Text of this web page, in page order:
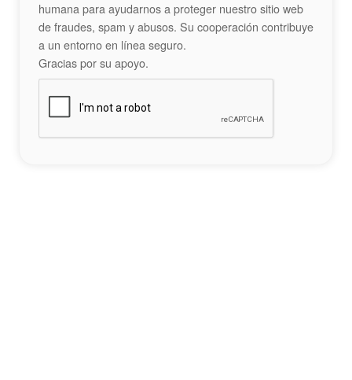
humana para ayudarnos a proteger nuestro sitio web
de fraudes, spam y abusos. Su cooperación contribuye
a un entorno en línea seguro.
Gracias por su apoyo.